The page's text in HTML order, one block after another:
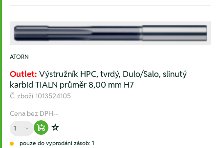
ATORN
Outlet: Výstružník HPC, tvrdý, Dulo/Salo, slinutý
karbid TIALN průměr 8,00 mm H7
Č. zboží 1013524105
Cena bez DPH--
Množství
Warenkorb hinzufügen
Zur Wunschliste hinzufügen
pouze do vyprodání zásob: 1